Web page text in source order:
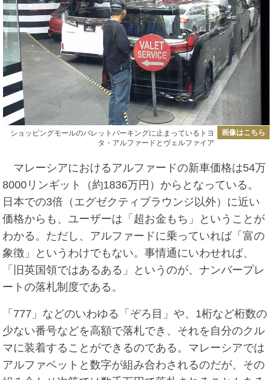
ショッピングモールのバレットパーキングに止まっているトヨ
タ・アルファードとヴェルファイア
画像はこちら
マレーシアにおけるアルファードの新車価格は54万
8000リンギット（約1836万円）からとなっている。
日本での3倍（エグゼクティブラウンジ以外）に近い
価格からも、ユーザーは「超お金もち」ということが
わかる。ただし、アルファードに乗っていれば「富の
象徴」というわけでもない。事情通にいわせれば、
「旧英国領ではあるある」というのが、ナンバープレ
ートの落札制度である。
「777」などのいわゆる「ぞろ目」や、1桁など桁数の
少ない番号などを高額で落札でき、それを自分のクル
マに装着することができるのである。マレーシアでは
アルファベットと数字が組み合わされるのだが、その